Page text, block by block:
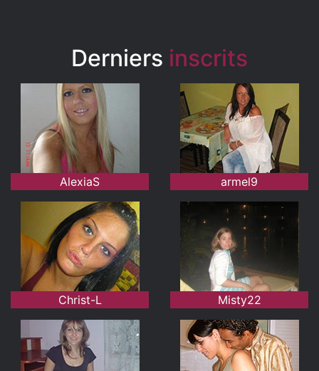
Derniers inscrits
AlexiaS armel9
Christ-L Misty22